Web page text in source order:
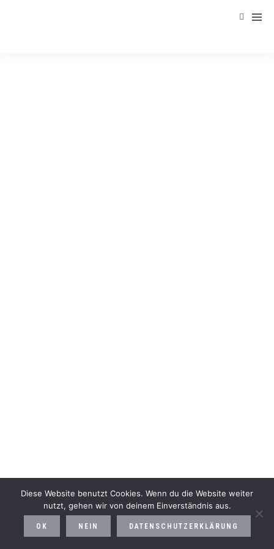
Diese Website benutzt Cookies. Wenn du die Website weiter
nutzt, gehen wir von deinem Einverständnis aus.
OK NEIN DATENSCHUTZERKLÄRUNG